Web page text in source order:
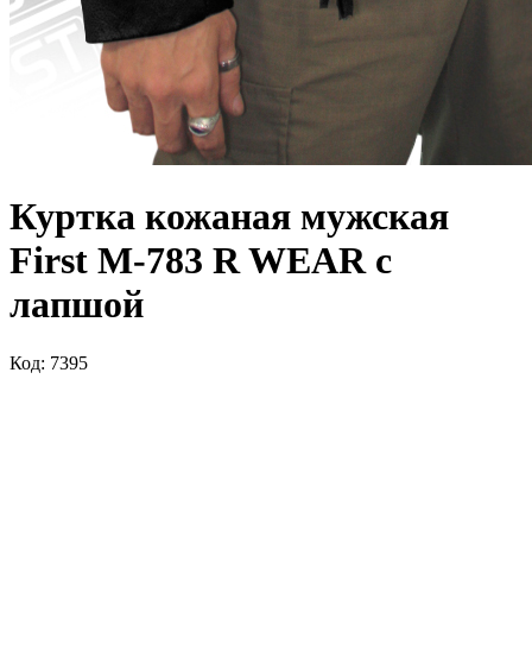
Куртка кожаная мужская
First M-783 R WEAR с
лапшой
Код: 7395